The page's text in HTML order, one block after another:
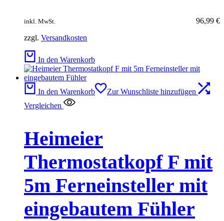
96,99 €
inkl. MwSt.
zzgl. Versandkosten
In den Warenkorb
In den Warenkorb
Zur Wunschliste hinzufügen
Vergleichen
Heimeier
Thermostatkopf F mit
5m Ferneinsteller mit
eingebautem Fühler